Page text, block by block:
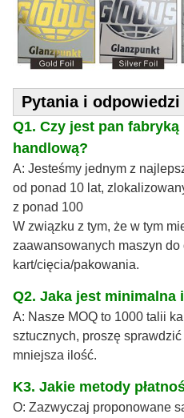
Pytania i odpowiedzi
Q1. Czy jest pan
handlową?
A: Jesteśmy jednym z
od ponad 10 lat,
z ponad 100
W związku z tym, że w tym
zaawansowanych maszyn
kart/cięcia/pakowania.
Q2. Jaka jest minimalna
A: Nasze MOQ to 1000 talii
sztucznych, proszę
mniejsza ilość.
K3. Jakie metody
O: Zazwyczaj proponowane